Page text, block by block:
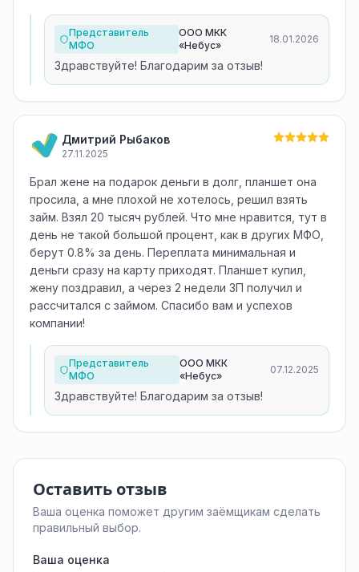
Представитель
МФО
ООО МКК
«Небус»
18.01.2026
Здравствуйте! Благодарим за отзыв!
Дмитрий Рыбаков
27.11.2025
Брал жене на подарок деньги в долг, планшет она
просила, а мне плохой не хотелось, решил взять
займ. Взял 20 тысяч рублей. Что мне нравится, тут в
день не такой большой процент, как в других МФО,
берут 0.8% за день. Переплата минимальная и
деньги сразу на карту приходят. Планшет купил,
жену поздравил, а через 2 недели ЗП получил и
рассчитался с займом. Спасибо вам и успехов
компании!
Представитель
МФО
ООО МКК
«Небус»
07.12.2025
Здравствуйте! Благодарим за отзыв!
Оставить отзыв
Ваша оценка поможет другим заёмщикам сделать
правильный выбор.
Ваша оценка